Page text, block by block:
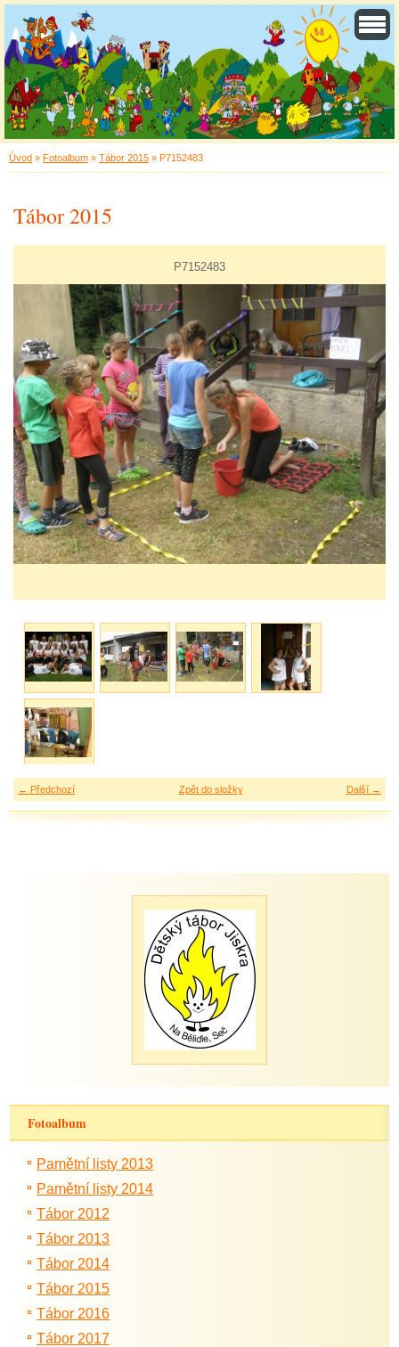
Úvod » Fotoalbum » Tábor 2015 » P7152483
Tábor 2015
P7152483
← Předchozí Další →
Zpět do složky
Fotoalbum
Pamětní listy 2013
Pamětní listy 2014
Tábor 2012
Tábor 2013
Tábor 2014
Tábor 2015
Tábor 2016
Tábor 2017